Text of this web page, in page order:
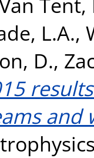
L.A.,
D.,
and